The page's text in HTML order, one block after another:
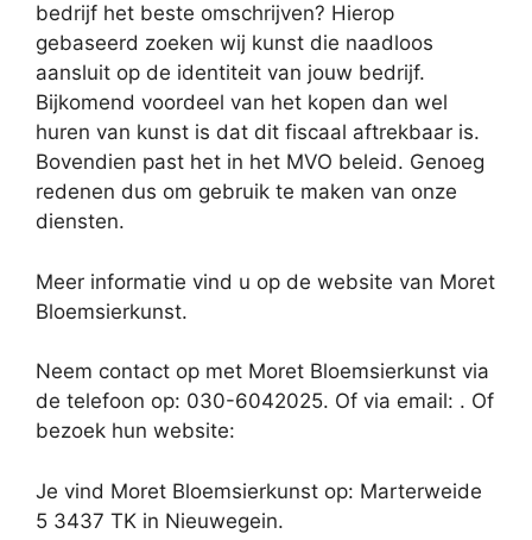
bedrijf het beste omschrijven? Hierop
gebaseerd zoeken wij kunst die naadloos
aansluit op de identiteit van jouw bedrijf.
Bijkomend voordeel van het kopen dan wel
huren van kunst is dat dit fiscaal aftrekbaar is.
Bovendien past het in het MVO beleid. Genoeg
redenen dus om gebruik te maken van onze
diensten.
Meer informatie vind u op de website van Moret
Bloemsierkunst.
Neem contact op met Moret Bloemsierkunst via
de telefoon op: 030-6042025. Of via email: . Of
bezoek hun website:
Je vind Moret Bloemsierkunst op: Marterweide
5 3437 TK in Nieuwegein.